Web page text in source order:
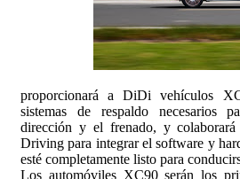
proporcionará a DiDi vehículos
sistemas de respaldo necesarios
dirección y el frenado, y
Driving para integrar el software y
esté completamente listo para
Los automóviles XC90 serán los